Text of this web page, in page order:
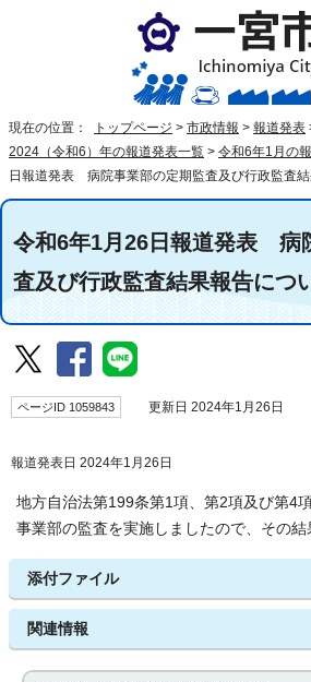
現在の位置： トップページ > 市政情報 > 報道発表
2024（令和6）年の報道発表一覧 > 令和6年1月の
日報道発表 病院事業部の定期監査及び行政監査
令和6年1月26日報道発表 病
査及び行政監査結果報告につ
ページID 1059843 更新日 2024年1月26日
報道発表日 2024年1月26日
地方自治法第199条第1項、第2項及び第4
事業部の監査を実施しましたので、その結
添付ファイル
関連情報